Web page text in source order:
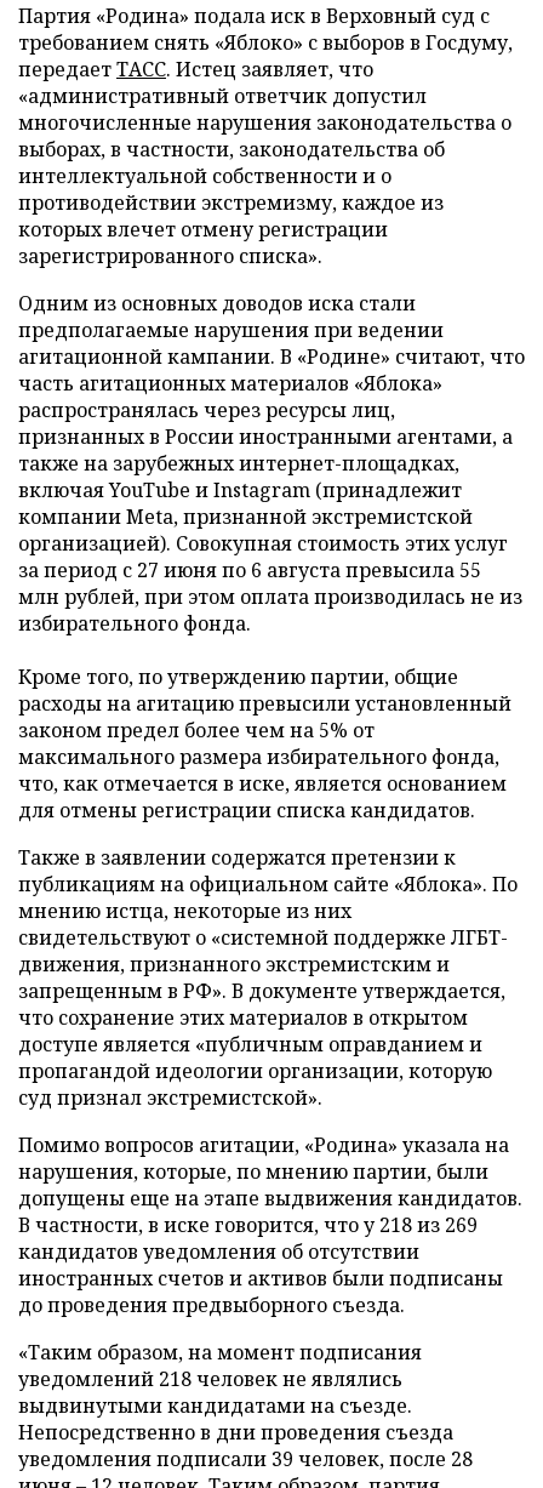
Партия «Родина» подала иск в Верховный суд с
требованием снять «Яблоко» с выборов в Госдуму,
передаетТАСС. Истец заявляет, что
«административный ответчик допустил
многочисленные нарушения законодательства о
выборах, в частности, законодательства об
интеллектуальной собственности и о
противодействии экстремизму, каждое из
которых влечет отмену регистрации
зарегистрированного списка».
Одним из основных доводов иска стали
предполагаемые нарушения при ведении
агитационной кампании. В «Родине» считают, что
часть агитационных материалов «Яблока»
распространялась через ресурсы лиц,
признанных в России иностранными агентами, а
также на зарубежных интернет-площадках,
включая YouTube и Instagram (принадлежит
компании Meta, признанной экстремистской
организацией). Совокупная стоимость этих услуг
за период с 27 июня по 6 августа превысила 55
млн рублей, при этом оплата производилась не из
избирательного фонда.
Кроме того, по утверждению партии, общие
расходы на агитацию превысили установленный
законом предел более чем на 5% от
максимального размера избирательного фонда,
что, как отмечается в иске, является основанием
для отмены регистрации списка кандидатов.
Также в заявлении содержатся претензии к
публикациям на официальном сайте «Яблока». По
мнению истца, некоторые из них
свидетельствуют о «системной поддержке ЛГБТ-
движения, признанного экстремистским и
запрещенным в РФ». В документе утверждается,
что сохранение этих материалов в открытом
доступе является «публичным оправданием и
пропагандой идеологии организации, которую
суд признал экстремистской».
Помимо вопросов агитации, «Родина» указала на
нарушения, которые, по мнению партии, были
допущены еще на этапе выдвижения кандидатов.
В частности, в иске говорится, что у 218 из 269
кандидатов уведомления об отсутствии
иностранных счетов и активов были подписаны
до проведения предвыборного съезда.
«Таким образом, на момент подписания
уведомлений 218 человек не являлись
выдвинутыми кандидатами на съезде.
Непосредственно в дни проведения съезда
уведомления подписали 39 человек, после 28